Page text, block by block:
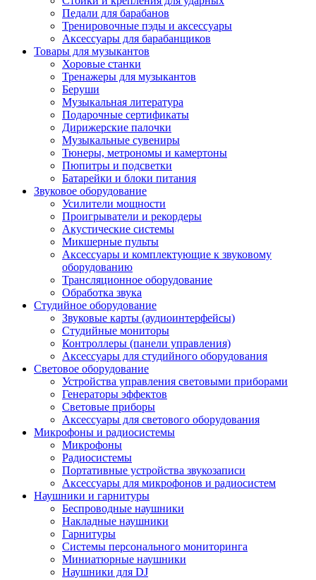
Педали для барабанов
Тренировочные пэды и аксессуары
Аксессуары для барабанщиков
Товары для музыкантов
Хоровые станки
Тренажеры для музыкантов
Беруши
Музыкальная литература
Подарочные сертификаты
Дирижерские палочки
Музыкальные сувениры
Тюнеры, метрономы и камертоны
Пюпитры и подсветки
Батарейки и блоки питания
Звуковое оборудование
Усилители мощности
Проигрыватели и рекордеры
Акустические системы
Микшерные пульты
Аксессуары и комплектующие к звуковому
оборудованию
Трансляционное оборудование
Обработка звука
Студийное оборудование
Звуковые карты (аудиоинтерфейсы)
Студийные мониторы
Контроллеры (панели управления)
Аксессуары для студийного оборудования
Световое оборудование
Устройства управления световыми приборами
Генераторы эффектов
Световые приборы
Аксессуары для светового оборудования
Микрофоны и радиосистемы
Микрофоны
Радиосистемы
Портативные устройства звукозаписи
Аксессуары для микрофонов и радиосистем
Наушники и гарнитуры
Беспроводные наушники
Накладные наушники
Гарнитуры
Системы персонального мониторинга
Миниатюрные наушники
Наушники для DJ